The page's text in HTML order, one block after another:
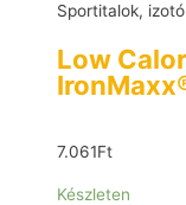
Sportitalok,
Low
7.061Ft
Készleten